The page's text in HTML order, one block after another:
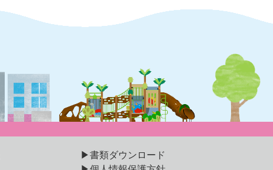
書類ダウンロード